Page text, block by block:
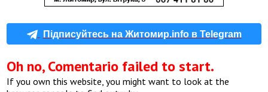
Підписуйтесь на Житомир.info в Telegram
Oh no, Comentario failed to start.
If you own this website, you might want to look at the